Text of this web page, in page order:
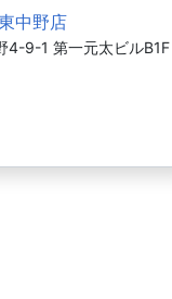
中野店
4-9-1 第一元太ビルB1F